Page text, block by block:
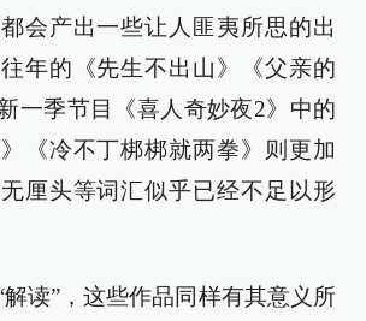
会产出一些让人匪夷所思的出
年的《先生不出山》《父亲的
一季节目《喜人奇妙夜2》中的
》《冷不丁梆梆就两拳》则更加
厘头等词汇似乎已经不足以形
读”，这些作品同样有其意义所